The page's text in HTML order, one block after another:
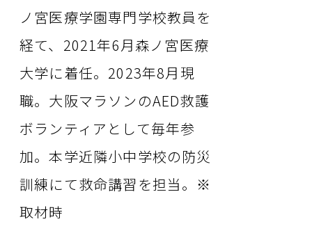
ノ宮医療学園専門学校教員を
経て、2021年6月森ノ宮医療
大学に着任。2023年8月現
職。大阪マラソンのAED救護
ボランティアとして毎年参
加。本学近隣小中学校の防災
訓練にて救命講習を担当。※
取材時